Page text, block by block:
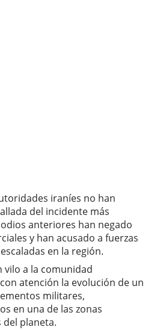
iraníes no han
del incidente más
anteriores han negado
y han acusado a fuerzas
en la región.
vilo a la comunidad
atención la evolución de un
militares,
en una de las zonas
del planeta.